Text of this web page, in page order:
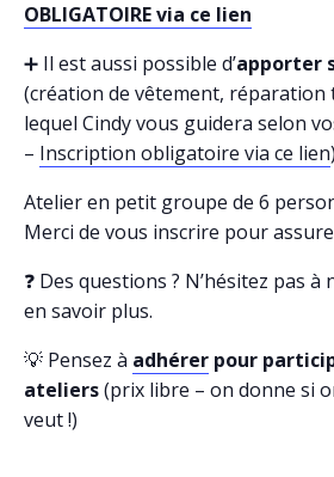
OBLIGATOIRE via ce lien
➕ Il est aussi possible d’apporter
(création de vêtement, réparation
lequel Cindy vous guidera selon
– Inscription obligatoire via ce lien
Atelier en petit groupe de 6
Merci de vous inscrire pour
❓ Des questions ? N’hésitez pas
en savoir plus.
💡 Pensez à adhérer pour
ateliers(prix libre – on donne si
veut !)